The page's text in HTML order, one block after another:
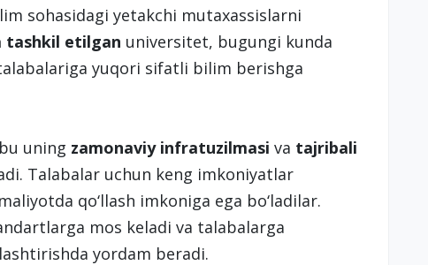
sohasidagi yetakchi mutaxassislarni
tashkil etilgan universitet, bugungi kunda
yuqori sifatli bilim berishga
uning zamonaviy infratuzilmasi va tajribali
Talabalar uchun keng imkoniyatlar
qo‘llash imkoniga ega bo‘ladilar.
mos keladi va talabalarga
yordam beradi.